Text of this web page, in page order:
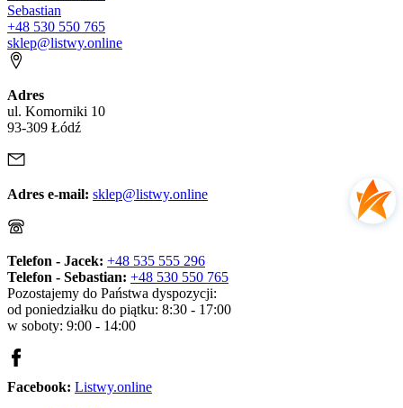
Sebastian
+48 530 550 765
sklep@listwy.online
Adres
ul. Komorniki 10
93-309 Łódź
Adres e-mail: sklep@listwy.online
Telefon - Jacek: +48 535 555 296
Telefon - Sebastian: +48 530 550 765
Pozostajemy do Państwa dyspozycji:
od poniedziałku do piątku: 8:30 - 17:00
w soboty: 9:00 - 14:00
Facebook: Listwy.online